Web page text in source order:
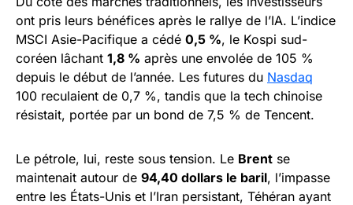
ont pris leurs bénéfices après le rallye de l’IA. L’indice
MSCI Asie-Pacifique a cédé 0,5 %, le Kospi sud-
coréen lâchant 1,8 % après une envolée de 105 %
depuis le début de l’année. Les futures du Nasdaq
100 reculaient de 0,7 %, tandis que la tech chinoise
résistait, portée par un bond de 7,5 % de Tencent.
Le pétrole, lui, reste sous tension. Le Brent se
maintenait autour de 94,40 dollars le baril, l’impasse
entre les États-Unis et l’Iran persistant, Téhéran ayant